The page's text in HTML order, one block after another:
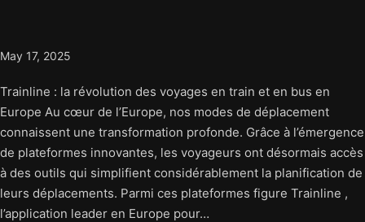
May 17, 2025
Trainline : la révolution des voyages en train et en bus en
Europe Au cœur de l’Europe, nos modes de déplacement
connaissent une transformation profonde. Grâce à l’émergence
de plateformes innovantes, les voyageurs ont désormais accès
à des outils qui simplifient considérablement la planification de
leurs déplacements. Parmi ces plateformes figure Trainline ,
l’application leader en Europe pour…